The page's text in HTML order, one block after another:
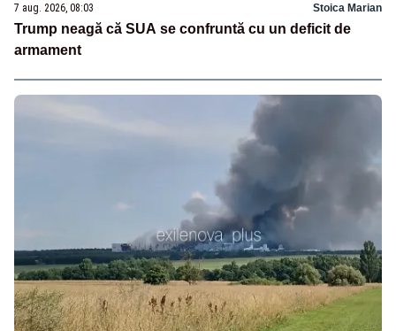
7 aug. 2026, 08:03 Stoica Marian
Trump neagă că SUA se confruntă cu un deficit de
armament